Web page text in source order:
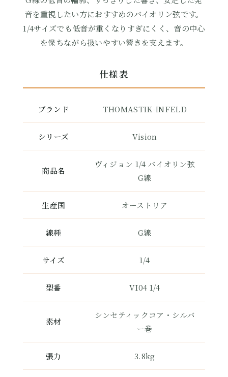
音を重視したい方におすすめのバイオリン弦です。
1/4サイズでも低音が重くなりすぎにくく、音の中心
を保ちながら扱いやすい響きを支えます。
仕様表
ブランド THOMASTIK-INFELD
シリーズ Vision
商品名
ヴィジョン 1/4 バイオリン弦
G線
生産国 オーストリア
線種 G線
サイズ 1/4
型番 VI04 1/4
素材
シンセティックコア・シルバ
ー巻
張力 3.8kg